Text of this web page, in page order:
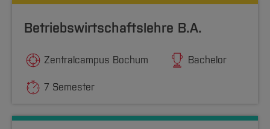
Betriebswirtschaftslehre B.A.
Zentralcampus Bochum Bachelor
7 Semester